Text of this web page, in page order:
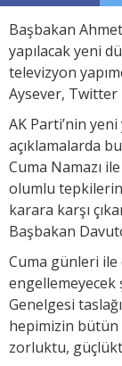
Başbakan
yapılacak yeni
televizyon
Aysever, Twitter
AK Parti’nin
açıklamalarda
Cuma Namazı
olumlu tepkilerin
karara karşı
Başbakan
Cuma günleri
engellemeyecek
Genelgesi
hepimizin bütün
zorluktu,